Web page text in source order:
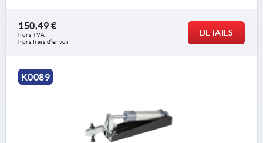
150,49 €
hors TVA
hors frais d’envoi
DÉTAILS
K0089